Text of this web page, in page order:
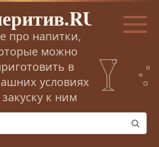
про напитки,
можно
в
условиях
к ним